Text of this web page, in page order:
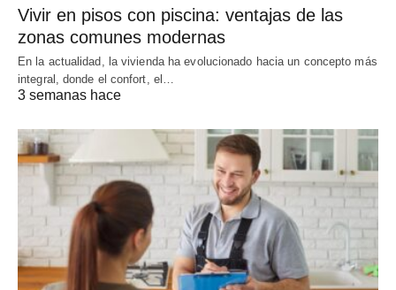
Vivir en pisos con piscina: ventajas de las
zonas comunes modernas
En la actualidad, la vivienda ha evolucionado hacia un concepto más
integral, donde el confort, el…
3 semanas hace